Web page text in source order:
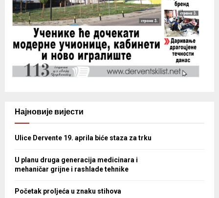
Најновије вијести
Ulice Dervente 19. aprila biće staza za trku
U planu druga generacija medicinara i
mehaničar grijne i rashlade tehnike
Početak proljeća u znaku stihova